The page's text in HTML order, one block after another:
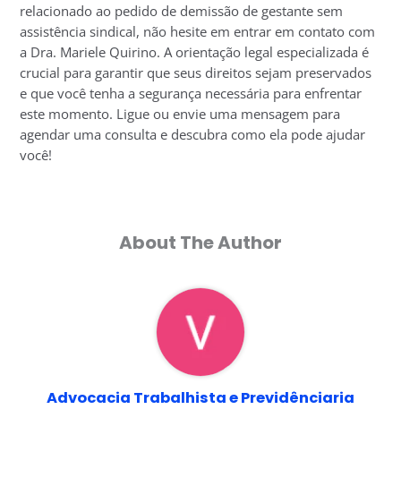
relacionado ao pedido de demissão de gestante sem
assistência sindical, não hesite em entrar em contato com
a Dra. Mariele Quirino. A orientação legal especializada é
crucial para garantir que seus direitos sejam preservados
e que você tenha a segurança necessária para enfrentar
este momento. Ligue ou envie uma mensagem para
agendar uma consulta e descubra como ela pode ajudar
você!
About The Author
Advocacia Trabalhista e Previdênciaria